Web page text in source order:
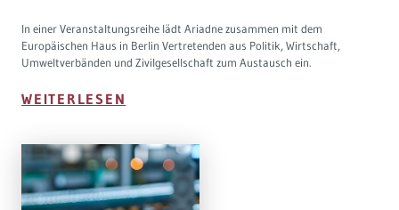
In einer Veranstaltungsreihe lädt Ariadne zusammen mit dem
Europäischen Haus in Berlin Vertretenden aus Politik, Wirtschaft,
Umweltverbänden und Zivilgesellschaft zum Austausch ein.
WEITERLESEN